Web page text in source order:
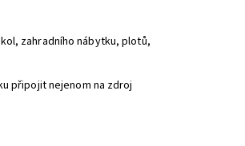
zahradního nábytku, plotů,
připojit nejenom na zdroj